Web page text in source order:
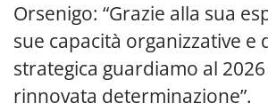
Orsenigo: “Grazie alla sua
sue capacità organizzative e
strategica guardiamo al
rinnovata determinazione”.